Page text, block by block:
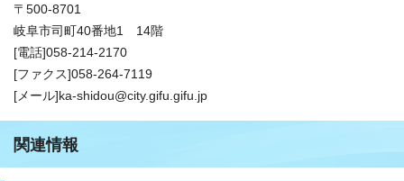
〒500-8701
岐阜市司町40番地1 14階
[電話]058-214-2170
[ファクス]058-264-7119
[メール]ka-shidou@city.gifu.gifu.jp
関連情報